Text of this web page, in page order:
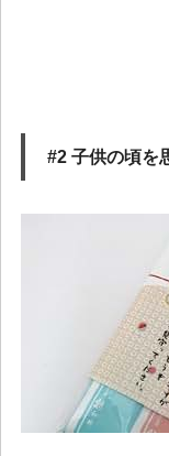
#2 子供の頃を